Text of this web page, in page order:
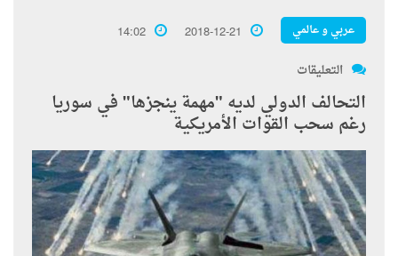
عربي و عالمي 2018-12-21
14:02
التعليقات
التحالف الدولي لديه "مهمة ينجزها" في سوريا
رغم سحب القوات الأمريكية